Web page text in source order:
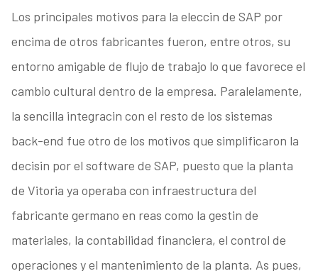
Los principales motivos para la eleccin de SAP por
encima de otros fabricantes fueron, entre otros, su
entorno amigable de flujo de trabajo lo que favorece el
cambio cultural dentro de la empresa. Paralelamente,
la sencilla integracin con el resto de los sistemas
back-end fue otro de los motivos que simplificaron la
decisin por el software de SAP, puesto que la planta
de Vitoria ya operaba con infraestructura del
fabricante germano en reas como la gestin de
materiales, la contabilidad financiera, el control de
operaciones y el mantenimiento de la planta. As pues,